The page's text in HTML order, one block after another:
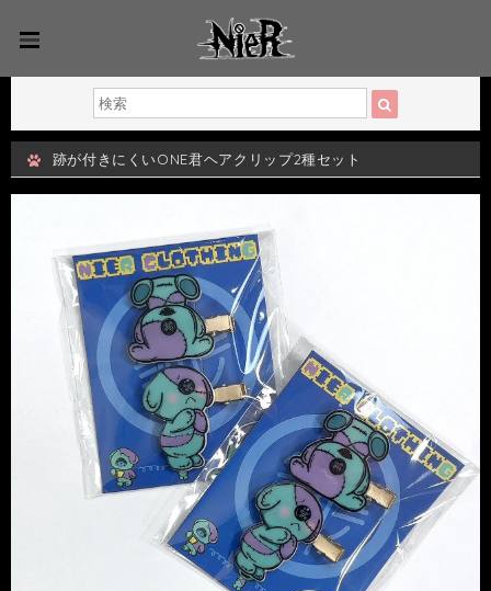
跡が付きにくいONE君ヘアクリップ2種セット